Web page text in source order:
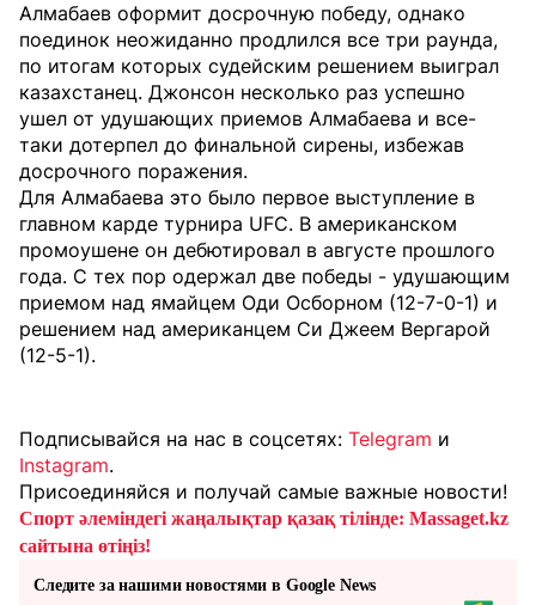
Алмабаев оформит досрочную победу, однако
поединок неожиданно продлился все три раунда,
по итогам которых судейским решением выиграл
казахстанец. Джонсон несколько раз успешно
ушел от удушающих приемов Алмабаева и все-
таки дотерпел до финальной сирены, избежав
досрочного поражения.
Для Алмабаева это было первое выступление в
главном карде турнира UFC. В американском
промоушене он дебютировал в августе прошлого
года. С тех пор одержал две победы - удушающим
приемом над ямайцем Оди Осборном (12-7-0-1) и
решением над американцем Си Джеем Вергарой
(12-5-1).
Подписывайся на нас в соцсетях: Telegram и
Instagram.
Присоединяйся и получай самые важные новости!
Спорт әлеміндегі жаңалықтар қазақ тілінде: Massaget.kz
сайтына өтіңіз!
Следите за нашими новостями в Google News